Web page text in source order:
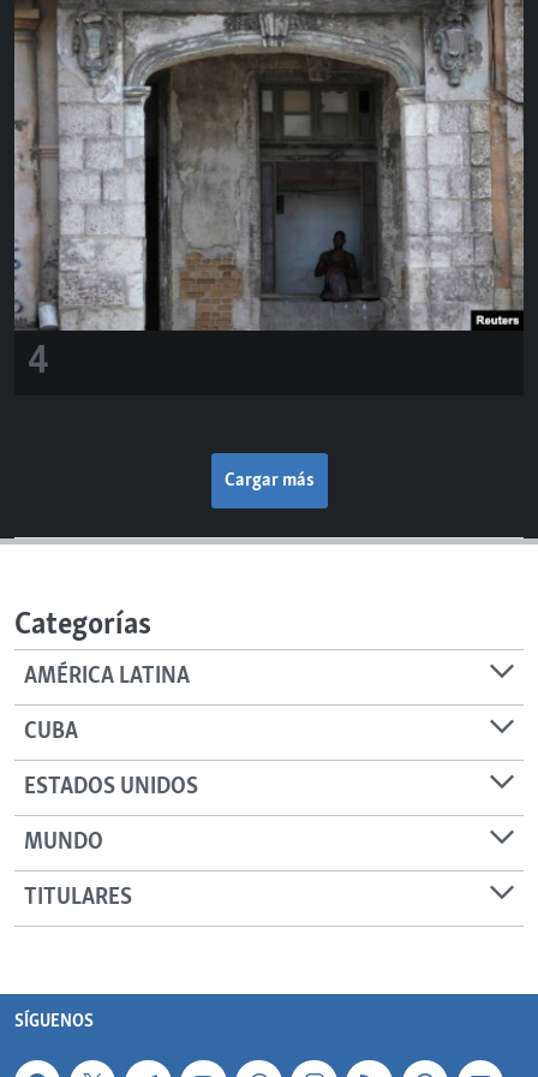
4
Cargar más
Categorías
AMÉRICA LATINA
CUBA
ESTADOS UNIDOS
MUNDO
TITULARES
SÍGUENOS